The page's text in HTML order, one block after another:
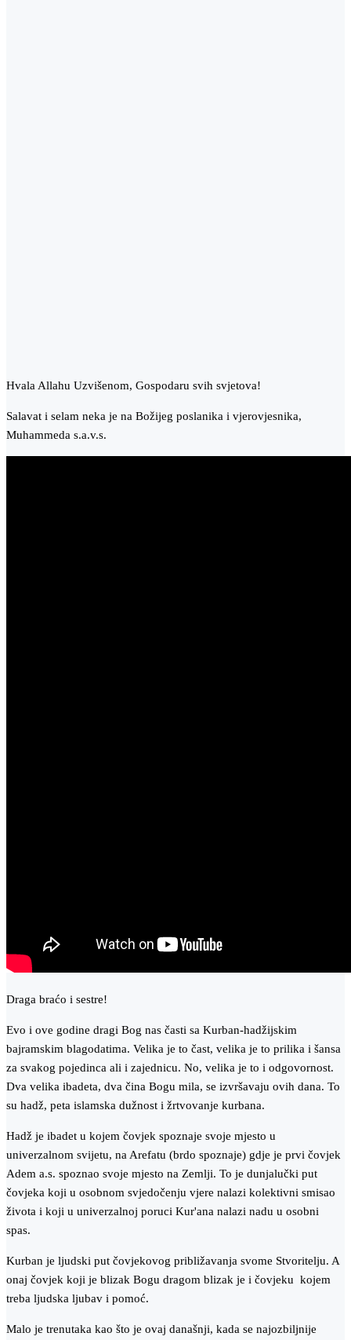
Hvala Allahu Uzvišenom, Gospodaru svih svjetova!
Salavat i selam neka je na Božijeg poslanika i vjerovjesnika,
Muhammeda s.a.v.s.
Draga braćo i sestre!
Evo i ove godine dragi Bog nas časti sa Kurban-hadžijskim
bajramskim blagodatima. Velika je to čast, velika je to prilika i šansa
za svakog pojedinca ali i zajednicu. No, velika je to i odgovornost.
Dva velika ibadeta, dva čina Bogu mila, se izvršavaju ovih dana. To
su hadž, peta islamska dužnost i žrtvovanje kurbana.
Hadž je ibadet u kojem čovjek spoznaje svoje mjesto u
univerzalnom svijetu, na Arefatu (brdo spoznaje) gdje je prvi čovjek
Adem a.s. spoznao svoje mjesto na Zemlji. To je dunjalučki put
čovjeka koji u osobnom svjedočenju vjere nalazi kolektivni smisao
života i koji u univerzalnoj poruci Kur'ana nalazi nadu u osobni
spas.
Kurban je ljudski put čovjekovog približavanja svome Stvoritelju. A
onaj čovjek koji je blizak Bogu dragom blizak je i čovjeku kojem
treba ljudska ljubav i pomoć.
Malo je trenutaka kao što je ovaj današnji, kada se najozbiljnije